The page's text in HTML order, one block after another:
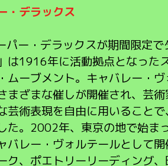
・デラックス
ー・デラックスが期間限定
は1916年に活動拠点となった
ムーブメント。キャバレー・
まざまな催しが開催され、芸
芸術表現を自由に用いること
た。2002年、東京の地で始ま
バレー・ヴォルテールとして
ク、ポエトリーリーディング